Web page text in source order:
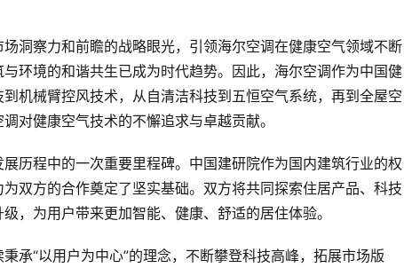
洞察力和前瞻的战略眼光，引领海尔空调在健康空气领域不断
环境的和谐共生已成为时代趋势。因此，海尔空调作为中国健
机械臂控风技术，从自清洁科技到五恒空气系统，再到全屋空
对健康空气技术的不懈追求与卓越贡献。
历程中的一次重要里程碑。中国建研院作为国内建筑行业的权
双方的合作奠定了坚实基础。双方将共同探索住居产品、科技
，为用户带来更加智能、健康、舒适的居住体验。
承“以用户为中心”的理念，不断攀登科技高峰，拓展市场版